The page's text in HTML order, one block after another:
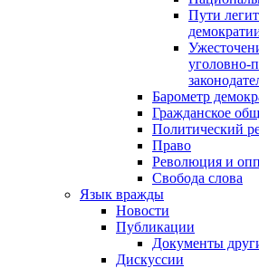
Пути
уголовно-
Барометр
Гражданское
Политический
Право
Революция и
Свобода слова
Язык вражды
Новости
Публикации
Документы
Дискуссии